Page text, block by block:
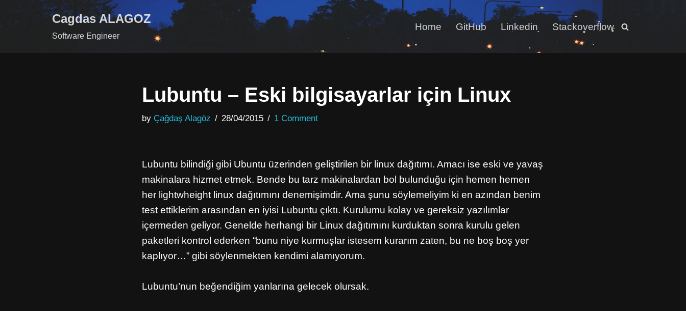
Cagdas ALAGOZ
Software Engineer
Home GitHub Linkedin Stackoverflow
Lubuntu – Eski bilgisayarlar için Linux
by Çağdaş Alagöz 28/04/2015 1 Comment
Lubuntu bilindiği gibi Ubuntu üzerinden geliştirilen bir linux dağıtımı. Amacı ise eski ve yavaş
makinalara hizmet etmek. Bende bu tarz makinalardan bol bulunduğu için hemen hemen
her lightwheight linux dağıtımını denemişimdir. Ama şunu söylemeliyim ki en azından benim
test ettiklerim arasından en iyisi Lubuntu çıktı. Kurulumu kolay ve gereksiz yazılımlar
içermeden geliyor. Genelde herhangi bir Linux dağıtımını kurduktan sonra kurulu gelen
paketleri kontrol ederken “bunu niye kurmuşlar istesem kurarım zaten, bu ne boş boş yer
kaplıyor…” gibi söylenmekten kendimi alamıyorum.
Lubuntu’nun beğendiğim yanlarına gelecek olursak.